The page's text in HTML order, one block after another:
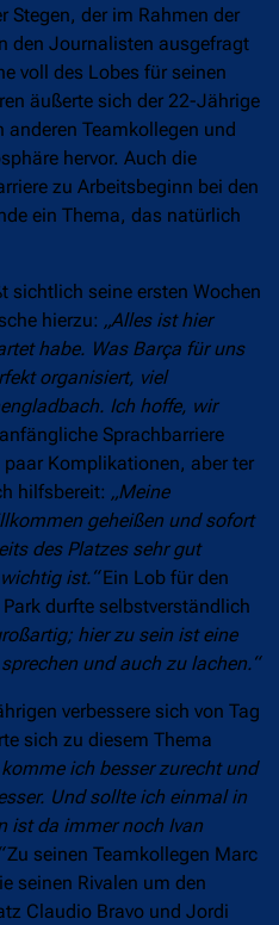
Stegen, der im Rahmen der
den Journalisten ausgefragt
voll des Lobes für seinen
äußerte sich der 22-Jährige
Teamkollegen und
hervor. Auch die
zu Arbeitsbeginn bei den
ein Thema, das natürlich
sichtlich seine ersten Wochen
hierzu: „Alles ist hier
habe. Was Barça für uns
organisiert, viel
Ich hoffe, wir
Sprachbarriere
Komplikationen, aber ter
hilfsbereit: „Meine
geheißen und sofort
des Platzes sehr gut
ist.“Ein Lob für den
Park durfte selbstverständlich
hier zu sein ist eine
und auch zu lachen.“
verbessere sich von Tag
sich zu diesem Thema
komme ich besser zurecht und
Und sollte ich einmal in
ist da immer noch Ivan
Zu seinen Teamkollegen Marc
seinen Rivalen um den
Claudio Bravo und Jordi